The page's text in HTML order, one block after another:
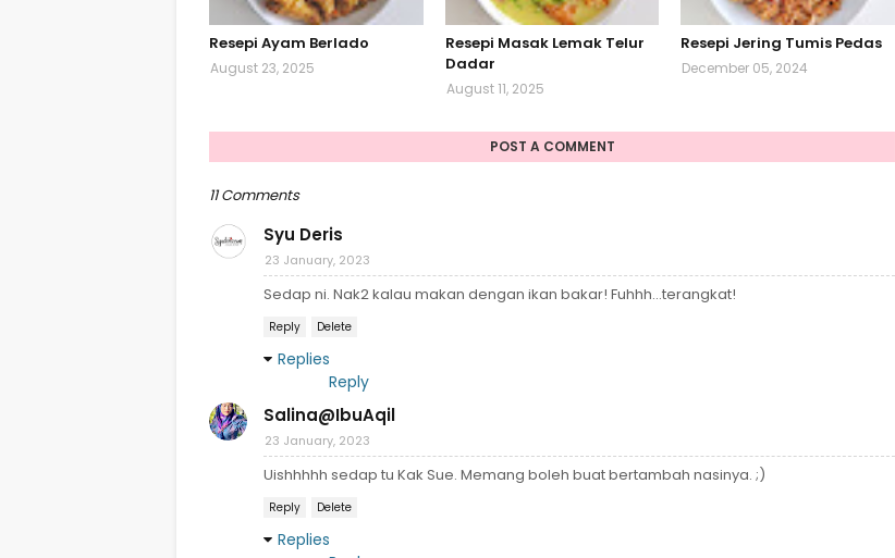
Resepi Ayam Berlado
August 23, 2025
Resepi Masak Lemak Telur
Dadar
August 11, 2025
Resepi Jering Tumis Pedas
December 05, 2024
POST A COMMENT
11 Comments
Syu Deris
23 January, 2023
Sedap ni. Nak2 kalau makan dengan ikan bakar! Fuhhh...terangkat!
Reply Delete
Replies
Reply
Salina@IbuAqil
23 January, 2023
Uishhhhh sedap tu Kak Sue. Memang boleh buat bertambah nasinya. ;)
Reply Delete
Replies